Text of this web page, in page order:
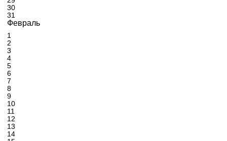
30
31
Февраль
1
2
3
4
5
6
7
8
9
10
11
12
13
14